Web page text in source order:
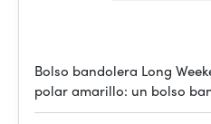
Bolso bandolera Long
polar amarillo: un bolso